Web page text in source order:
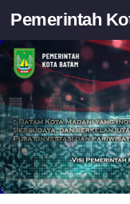
Skip to content
Pemerintah